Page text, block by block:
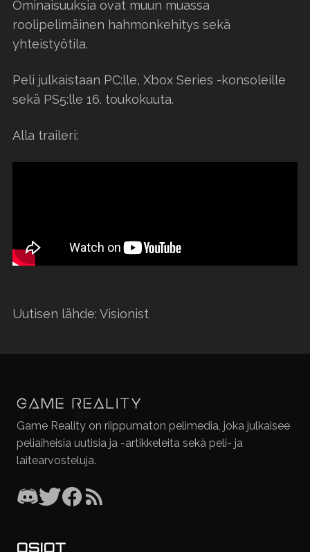
Ominaisuuksia ovat muun muassa
roolipelimäinen hahmonkehitys sekä
yhteistyötila.
Peli julkaistaan PC:lle, Xbox Series -konsoleille
sekä PS5:lle 16. toukokuuta.
Alla traileri:
Uutisen lähde: Visionist
Game Reality on riippumaton pelimedia, joka julkaisee
peliaiheisia uutisia ja -artikkeleita sekä peli- ja
laitearvosteluja.